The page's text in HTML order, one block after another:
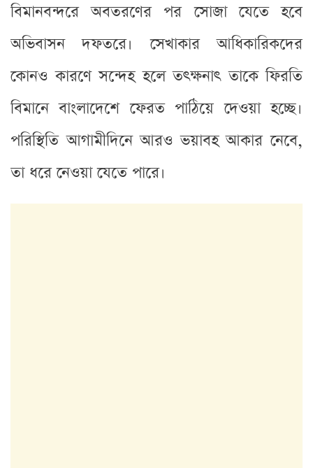
বিমানবন্দরে অবতরণের পর সোজা যেতে হবে
অভিবাসন দফতরে। সেখাকার আধিকারিকদের
কোনও কারণে সন্দেহ হলে তৎক্ষনাৎ তাকে ফিরতি
বিমানে বাংলাদেশে ফেরত পাঠিয়ে দেওয়া হচ্ছে।
পরিস্থিতি আগামীদিনে আরও ভয়াবহ আকার নেবে,
তা ধরে নেওয়া যেতে পারে।